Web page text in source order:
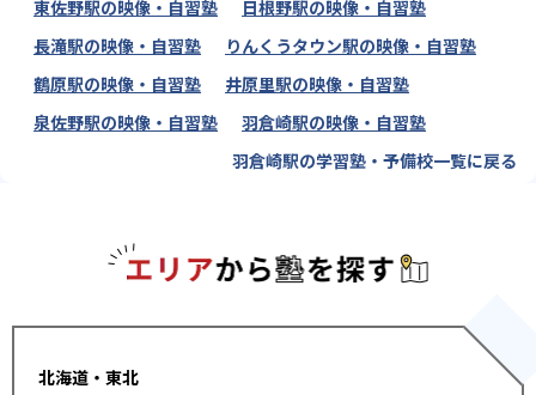
東佐野駅の映像・自習塾
日根野駅の映像・自習塾
長滝駅の映像・自習塾
りんくうタウン駅の映像・自習塾
鶴原駅の映像・自習塾
井原里駅の映像・自習塾
泉佐野駅の映像・自習塾
羽倉崎駅の映像・自習塾
羽倉崎駅の学習塾・予備校一覧に戻る
北海道・東北